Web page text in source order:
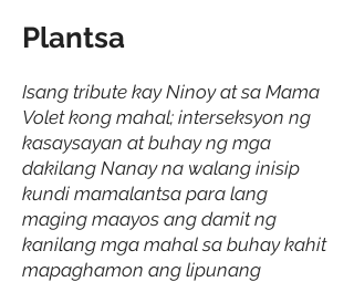
Plantsa
Isang tribute kay Ninoy at sa Mama
Volet kong mahal; interseksyon ng
kasaysayan at buhay ng mga
dakilang Nanay na walang inisip
kundi mamalantsa para lang
maging maayos ang damit ng
kanilang mga mahal sa buhay kahit
mapaghamon ang lipunang